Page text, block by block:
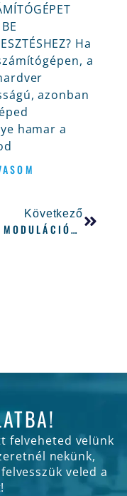
Ha
a
azonban
hamar a
Következő
MULTIMODULÁCIÓS FILTER: BEMUTATKOZIK A FABFILTER VOLCANO 2
felveheted velünk
nekünk,
veled a